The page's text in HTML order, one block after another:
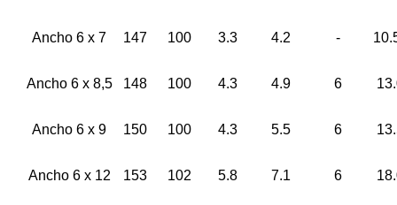
Ancho 6 x 7 147 100 3.3 4.2 -
Ancho 6 x 8,5 148 100 4.3 4.9 6
Ancho 6 x 9 150 100 4.3 5.5 6
Ancho 6 x 12 153 102 5.8 7.1 6